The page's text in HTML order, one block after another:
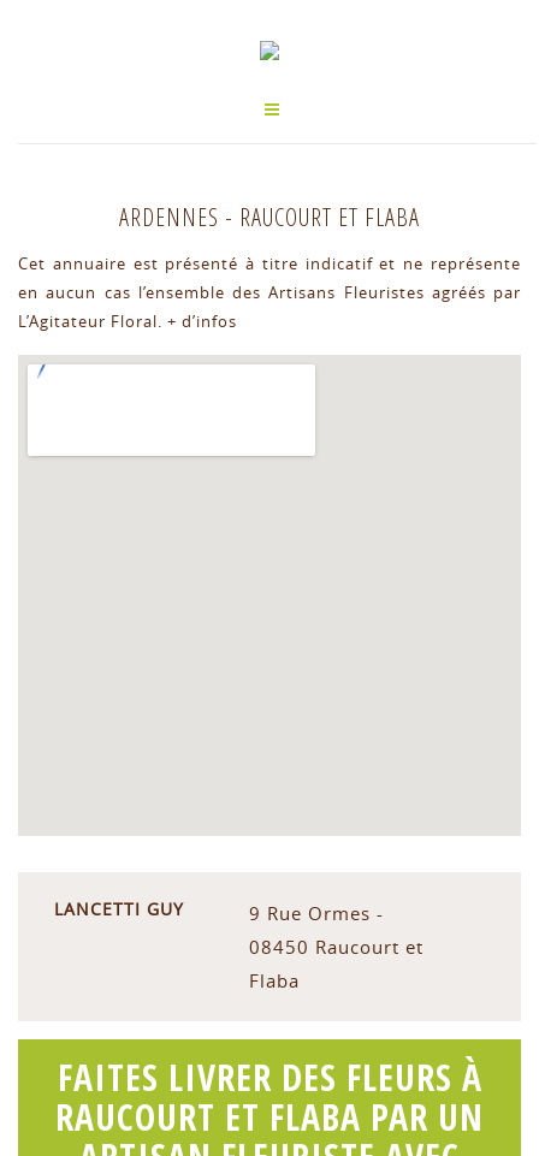
ARDENNES - RAUCOURT ET FLABA
Cet annuaire est présenté à titre indicatif et ne représente
en aucun cas l’ensemble des Artisans Fleuristes agréés par
L’Agitateur Floral. + d’infos
LANCETTI GUY
9 Rue Ormes -
08450 Raucourt et
Flaba
FAITES LIVRER DES FLEURS À
RAUCOURT ET FLABA PAR UN